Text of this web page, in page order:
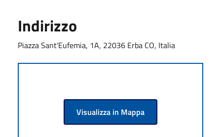
Indirizzo
Piazza Sant'Eufemia, 1A, 22036 Erba CO, Italia
Visualizza in Mappa